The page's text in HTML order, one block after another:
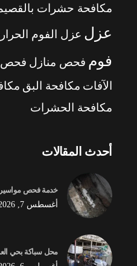
مكافحة حشرات
عزل عزل الفوم
فوم فحص منازل فحص
الآفات مكافحة البق
مكافحة الحشرات
أحدث المقالات
خدمة فحص مواسير
أغسطس 7, 2026
محل سباكة بحي